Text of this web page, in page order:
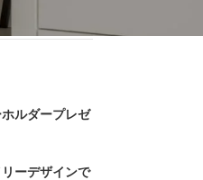
ルダープレゼ
ーデザインで